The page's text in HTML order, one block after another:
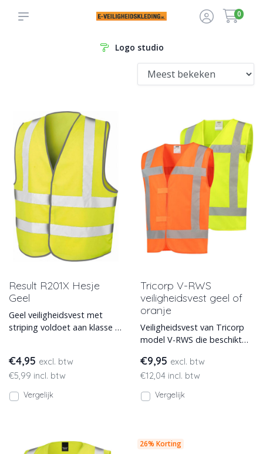
0
Logo studio
Result R201X Hesje
Geel
Geel veiligheidsvest met
striping voldoet aan klasse 2
€4,95 excl. btw
€5,99 incl. btw
Vergelijk
Tricorp V-RWS
veiligheidsvest geel of
oranje
Veiligheidsvest van Tricorp
model V-RWS die beschikt
klittenbandsluiting en gestikt
€9,95 excl. btw
€12,04 incl. btw
Vergelijk
26% Korting